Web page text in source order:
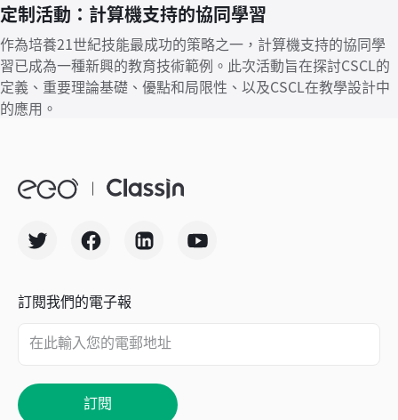
定制活動：計算機支持的協同學習
作為培養21世紀技能最成功的策略之一，計算機支持的協同學
習已成為一種新興的教育技術範例。此次活動旨在探討CSCL的
定義、重要理論基礎、優點和局限性、以及CSCL在教學設計中
的應用。
訂閱我們的電子報
訂閱